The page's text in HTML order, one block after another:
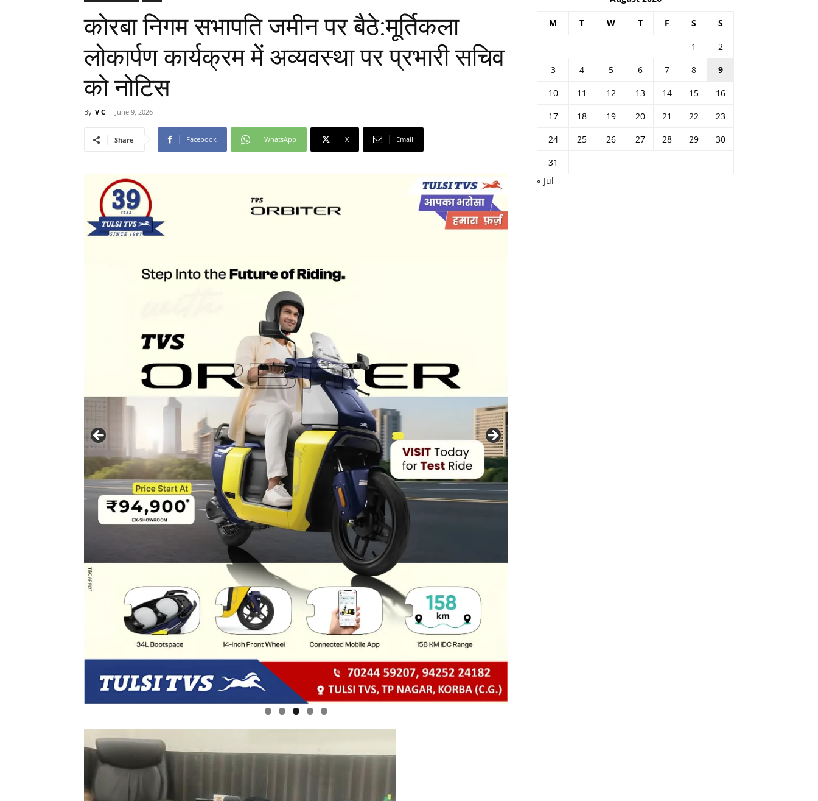
Network
कोरबा निगम सभापति जमीन पर बैठे:मूर्तिकला
लोकार्पण कार्यक्रम में अव्यवस्था पर प्रभारी सचिव
को नोटिस
By V C - June 9, 2026
Share Facebook WhatsApp X Email
M T W T F S S
1
2
3
4 5 6 7 8
9
10
11 12 13 14 15
16
17
18 19 20 21 22
23
24
25 26 27 28 29
30
31
« Jul